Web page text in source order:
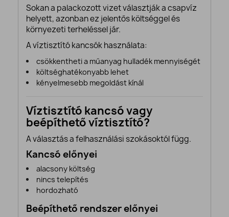
Sokan a palackozott vizet választják a csapvíz
helyett, azonban ez jelentős költséggel és
környezeti terheléssel jár.
A víztisztító kancsók használata:
csökkentheti a műanyag hulladék mennyiségét
költséghatékonyabb lehet
kényelmesebb megoldást kínál
Víztisztító kancsó vagy
beépíthető víztisztító?
A választás a felhasználási szokásoktól függ.
Kancsó előnyei
alacsony költség
nincs telepítés
hordozható
Beépíthető rendszer előnyei